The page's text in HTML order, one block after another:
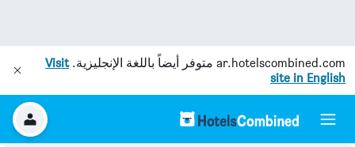
ar.hotelscombined.com متوفر أيضاً باللغة الإنجليزية.Visit
site in English